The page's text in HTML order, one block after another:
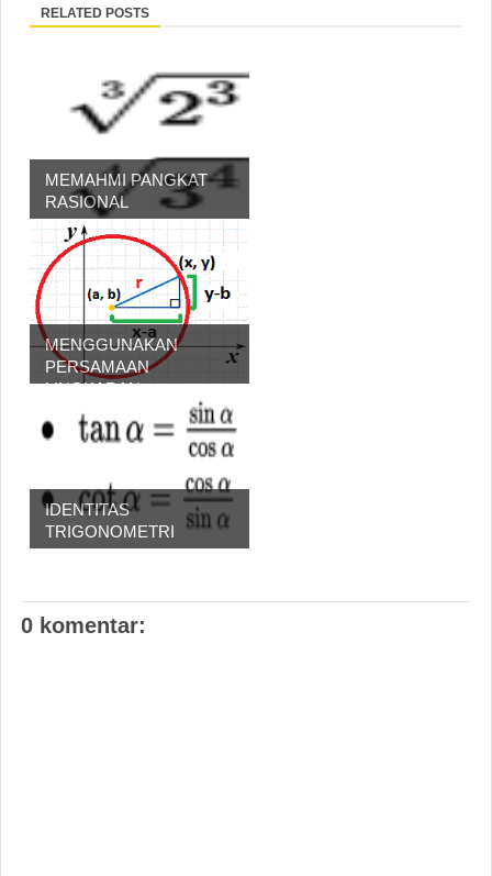
RELATED POSTS
MEMAHMI PANGKAT
RASIONAL
MENGGUNAKAN
PERSAMAAN
LINGKARAN
IDENTITAS
TRIGONOMETRI
0 komentar: